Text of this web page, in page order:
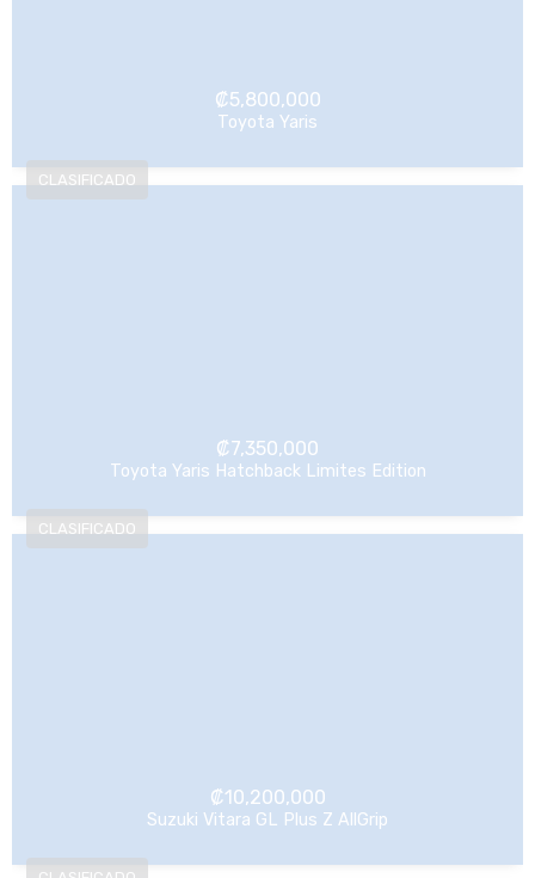
₡5,800,000
Toyota Yaris
₡7,350,000
Toyota Yaris Hatchback Limites Edition
₡10,200,000
Suzuki Vitara GL Plus Z AllGrip